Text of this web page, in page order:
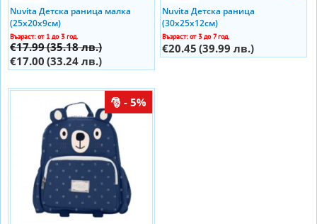
Nuvita Детска раница малка
(25х20х9см)
Възраст: от 1 до 3 год.
€17.99(35.18 лв.)
€17.00 (33.24 лв.)
Nuvita Детска раница
(30х25х12см)
Възраст: от 3 до 7 год.
€20.45 (39.99 лв.)
- 5%